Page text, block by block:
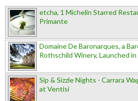
etcha, 1 Michelin Starred
Primante
Domaine De Baronarques, a
Rothschild Winery, Launched
Sip & Sizzle Nights - Carrara
at Ventisi